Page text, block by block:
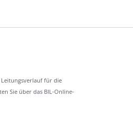
Leitungsverlauf für die
Sie über das BIL-Online-